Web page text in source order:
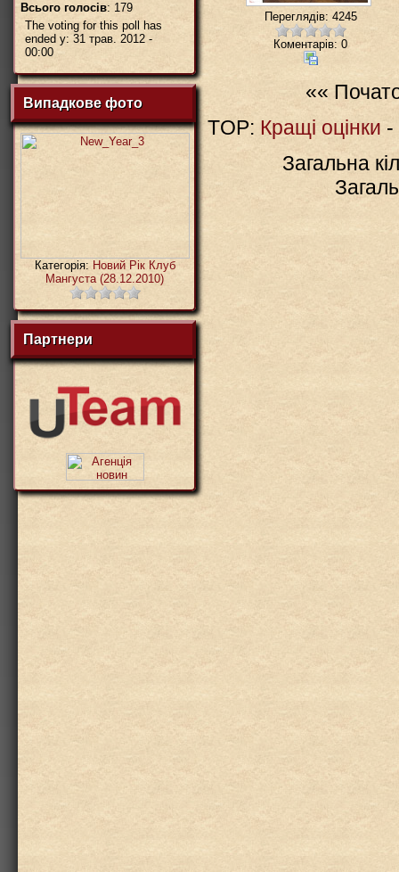
Всього голосів: 179
The voting for this poll has
ended у: 31 трав. 2012 -
00:00
Випадкове фото
Категорія: Новий Рік Клуб
Мангуста (28.12.2010)
Партнери
Переглядів: 4245
Коментарів: 0
««
TOP: Кращі оцінки -
Загальна